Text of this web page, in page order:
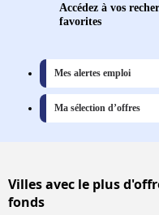
Accédez à vos
favorites
Mes alertes emploi
Ma sélection d’offres
Villesavec le plus
fonds